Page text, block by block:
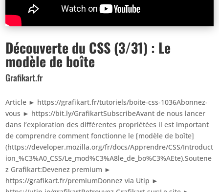
Découverte du CSS (3/31) : Le
modèle de boîte
Grafikart.fr
Article ► https://grafikart.fr/tutoriels/boite-css-1036Abonnez-
vous ► https://bit.ly/GrafikartSubscribeAvant de nous lancer
dans l’exploration des différentes propriétées il est important
de comprendre comment fonctionne le [modèle de boîte]
(https://developer.mozilla.org/fr/docs/Apprendre/CSS/Introduct
ion_%C3%A0_CSS/Le_mod%C3%A8le_de_bo%C3%AEte).Soutene
z Grafikart:Devenez premium ►
https://grafikart.fr/premiumDonnez via Utip ►